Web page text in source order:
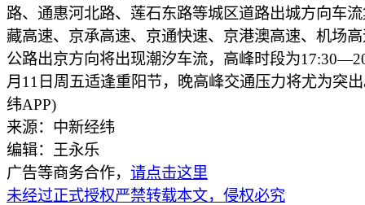
路、通惠河北路、莲石东路等城区道路出城方向车
藏高速、京承高速、京通快速、京港澳高速、机场
公路出京方向将出现潮汐车流，高峰时段为
月11日周五适逢重阳节，晚高峰交通压力将尤为突
纬APP)
来源：中新经纬
编辑：王永乐
广告等商务合作， 请点击这里
未经过正式授权严禁转载本文，侵权必究